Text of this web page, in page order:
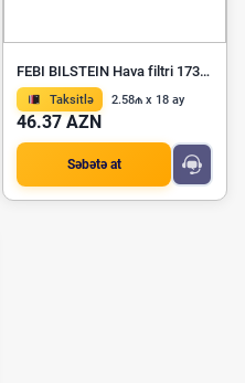
FEBI BILSTEIN Hava filtri 173131
Taksitlə 2.58₼ x 18 ay
46.37 AZN
Səbətə at